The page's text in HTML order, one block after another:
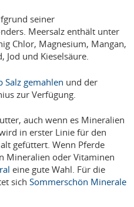
seiner
Meersalz enthält unter
Chlor, Magnesium, Mangan,
Jod und Kieselsäure.
Salz gemahlen und der
zur Verfügung.
auch wenn es Mineralien
in erster Linie für den
gefüttert. Wenn Pferde
Mineralien oder Vitaminen
eine gute Wahl. Für die
sichSommerschön Minerale